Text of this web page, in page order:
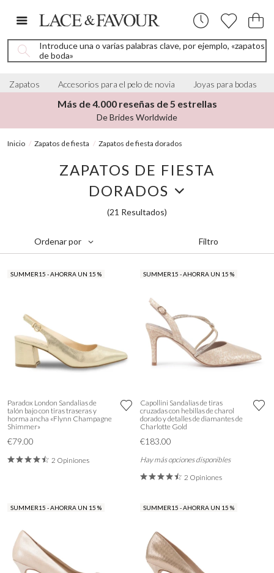
Introduce una o varias palabras clave, por ejemplo, «zapatos
de boda»
Zapatos Accesorios para el pelo de novia Joyas para bodas
Más de 4.000 reseñas de 5 estrellas
De Brides Worldwide
Inicio Zapatos de fiesta Zapatos de fiesta dorados
ZAPATOS DE FIESTA
DORADOS
(21 Resultados)
Ordenar por Filtro
SUMMER15 - AHORRA UN 15 %
Paradox London Sandalias de
talón bajo con tiras traseras y
horma ancha «Flynn Champagne
Shimmer»
€79.00
2 Opiniones
SUMMER15 - AHORRA UN 15 %
Capollini Sandalias de tiras
cruzadas con hebillas de charol
dorado y detalles de diamantes de
Charlotte Gold
€183.00
Hay más opciones disponibles
2 Opiniones
SUMMER15 - AHORRA UN 15 % SUMMER15 - AHORRA UN 15 %